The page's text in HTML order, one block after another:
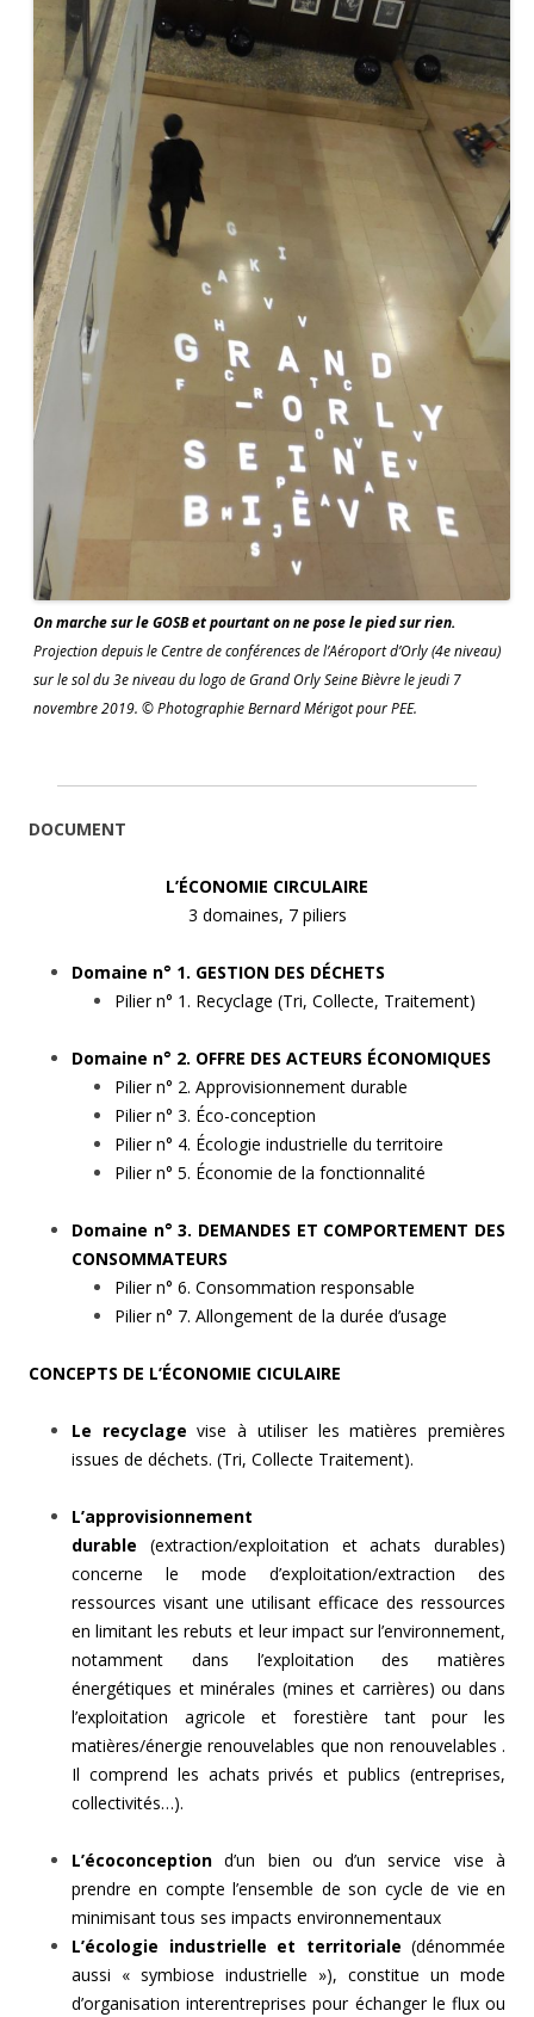
On marche sur le GOSB et pourtant on ne pose le pied sur rien.
Projection depuis le Centre de conférences de l’Aéroport d’Orly (4e niveau)
sur le sol du 3e niveau du logo de Grand Orly Seine Bièvre le jeudi 7
novembre 2019. © Photographie Bernard Mérigot pour PEE.
DOCUMENT
L’ÉCONOMIE CIRCULAIRE
3 domaines, 7 piliers
Domaine n° 1. GESTION DES DÉCHETS
Pilier n° 1. Recyclage (Tri, Collecte, Traitement)
Domaine n° 2. OFFRE DES ACTEURS ÉCONOMIQUES
Pilier n° 2. Approvisionnement durable
Pilier n° 3. Éco-conception
Pilier n° 4. Écologie industrielle du territoire
Pilier n° 5. Économie de la fonctionnalité
Domaine n° 3. DEMANDES ET COMPORTEMENT DES
CONSOMMATEURS
Pilier n° 6. Consommation responsable
Pilier n° 7. Allongement de la durée d’usage
CONCEPTS DE L’ÉCONOMIE CICULAIRE
Le recyclage vise à utiliser les matières premières
issues de déchets. (Tri, Collecte Traitement).
L’approvisionnement
durable (extraction/exploitation et achats durables)
concerne le mode d’exploitation/extraction des
ressources visant une utilisant efficace des ressources
en limitant les rebuts et leur impact sur l’environnement,
notamment dans l’exploitation des matières
énergétiques et minérales (mines et carrières) ou dans
l’exploitation agricole et forestière tant pour les
matières/énergie renouvelables que non renouvelables .
Il comprend les achats privés et publics (entreprises,
collectivités…).
L’écoconception d’un bien ou d’un service vise à
prendre en compte l’ensemble de son cycle de vie en
minimisant tous ses impacts environnementaux
L’écologie industrielle et territoriale (dénommée
aussi « symbiose industrielle »), constitue un mode
d’organisation interentreprises pour échanger le flux ou